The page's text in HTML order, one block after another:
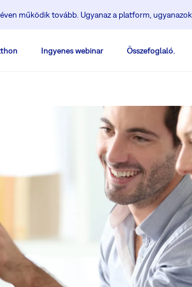
működik tovább. Ugyanaz a platform,
Ingyenes webinar Összefoglaló.